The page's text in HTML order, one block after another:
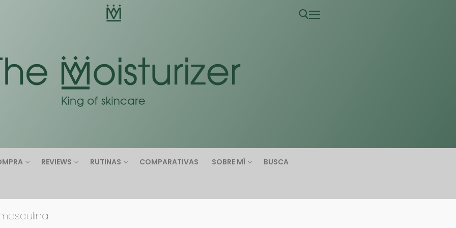
Buscar:
REVIEWS RUTINAS COMPARATIVAS SOBRE MÍ BUSCA